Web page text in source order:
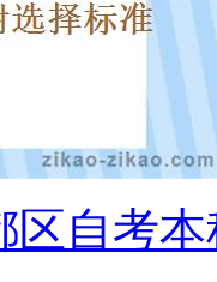
区自考